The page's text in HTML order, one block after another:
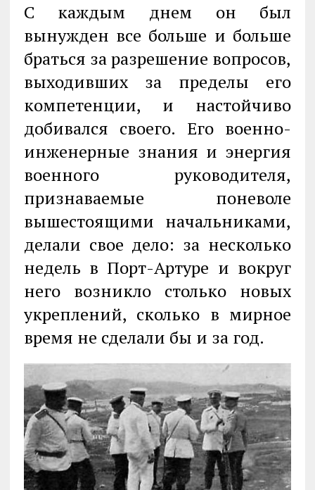
С каждым днем он был
вынужден все больше и больше
браться за разрешение вопросов,
выходивших за пределы его
компетенции, и настойчиво
добивался своего. Его военно-
инженерные знания и энергия
военного руководителя,
признаваемые поневоле
вышестоящими начальниками,
делали свое дело: за несколько
недель в Порт-Артуре и вокруг
него возникло столько новых
укреплений, сколько в мирное
время не сделали бы и за год.